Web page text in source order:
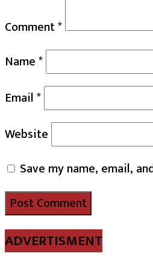
Comment*
Name*
Email*
Website
Save my name, email,
ADVERTISMENT